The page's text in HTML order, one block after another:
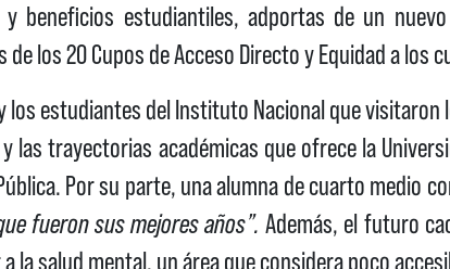
beneficios estudiantiles, adportas de un
de los 20 Cupos de Acceso Directo y Equidad a los
los estudiantes del Instituto Nacional que visitaron
las trayectorias académicas que ofrece la
Por su parte, una alumna de cuarto medio
fueron sus mejores años”. Además, el futuro
la salud mental, un área que considera poco